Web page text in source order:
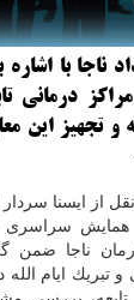
ناجا با
درمانی
و تجهیز این
از ایسنا
سراسری
ناجا ضمن
تبریك ایام